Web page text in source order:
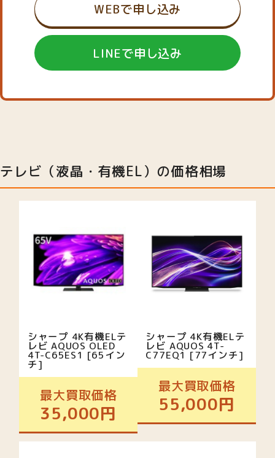
WEBで申し込み
LINEで申し込み
テレビ（液晶・有機EL）の価格相場
シャープ 4K有機ELテ
レビ AQUOS OLED
4T-C65ES1 [65イン
チ]
最大買取価格
35,000円
シャープ 4K有機ELテ
レビ AQUOS 4T-
C77EQ1 [77インチ]
最大買取価格
55,000円